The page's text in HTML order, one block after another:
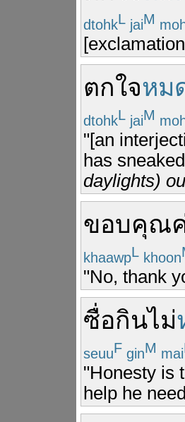
dtohkL jaiM
ตกใจหม
dtohkL jaiM
"[an
has
daylights)
ขอบคุณ
khaawpL khoon
"No, thank
ซื่อกินไม่
seuuF ginM mai
"Honesty is
help he